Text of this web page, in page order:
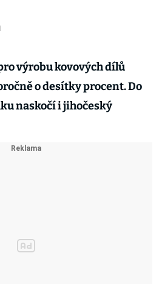
výrobu kovových dílů
o desítky procent. Do
naskočí i jihočeský